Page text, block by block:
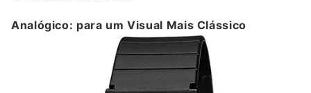
Analógico: para um Visual Mais Clássico